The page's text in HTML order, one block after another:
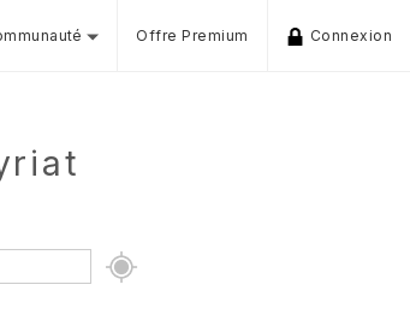
Offre Premium Connexion